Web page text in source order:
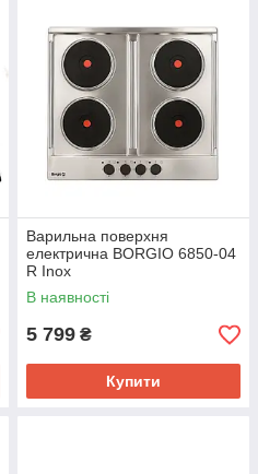
Варильна поверхня
електрична BORGIO 6850-04
R Inox
В наявності
5 799 ₴
Купити